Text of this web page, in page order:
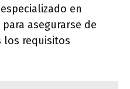
en
asegurarse de
requisitos